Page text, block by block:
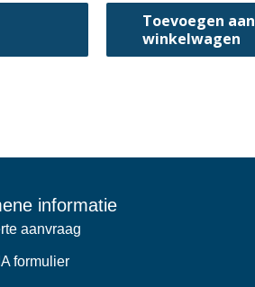
Toevoegen aan
winkelwagen
informatie
aanvraag
formulier